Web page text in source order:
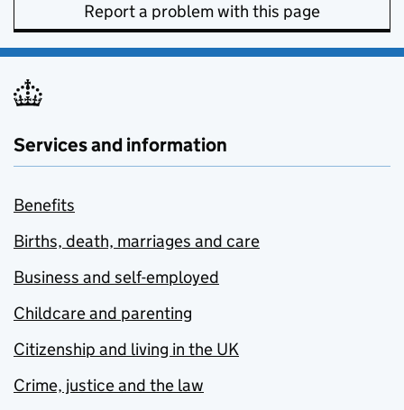
Report a problem with this page
Services and information
Benefits
Births, death, marriages and care
Business and self-employed
Childcare and parenting
Citizenship and living in the UK
Crime, justice and the law